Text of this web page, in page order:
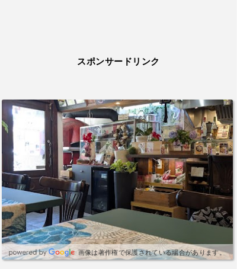
スポンサードリンク
画像は著作権で保護されている場合があります。